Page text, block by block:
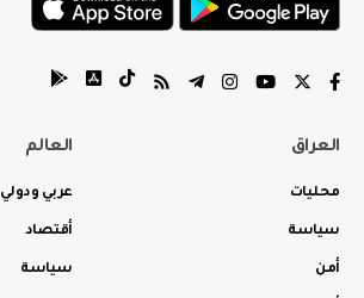
العراق
محليات
سياسة
أمن
العالم
عربي ودولي
أقتصاد
سياسة